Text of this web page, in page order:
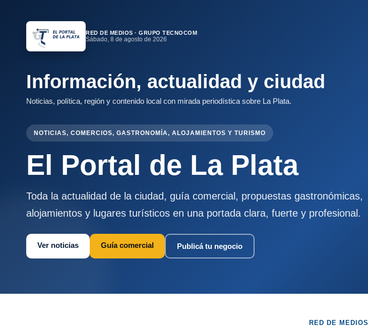
RED DE MEDIOS · GRUPO TECNOCOM
Sábado, 8 de agosto de 2026
Información, actualidad y ciudad
Noticias, política, región y contenido local con mirada periodística sobre La Plata.
NOTICIAS, COMERCIOS, GASTRONOMÍA, ALOJAMIENTOS Y TURISMO
El Portal de La Plata
Toda la actualidad de la ciudad, guía comercial, propuestas gastronómicas,
alojamientos y lugares turísticos en una portada clara, fuerte y profesional.
Ver noticias Guía comercial Publicá tu negocio
RED DE MEDIOS